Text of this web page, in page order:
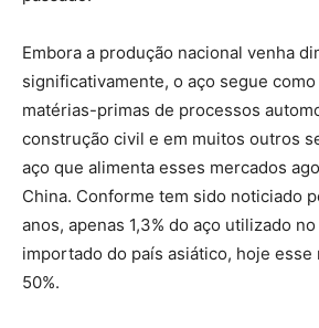
Embora a produção nacional venha
significativamente, o aço segue
matérias-primas de processos
construção civil e em muitos outros
aço que alimenta esses mercados
China. Conforme tem sido noticiado
anos, apenas 1,3% do aço utilizado
importado do país asiático, hoje
50%.